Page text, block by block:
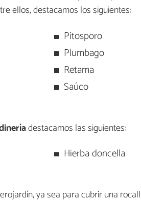
ellos, destacamos los siguientes:
Pitosporo
Plumbago
Retama
Saúco
destacamos las siguientes:
Hierba doncella
ya sea para cubrir una